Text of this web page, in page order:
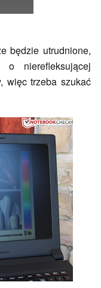
będzie utrudnione,
nierefleksującej
więc trzeba szukać